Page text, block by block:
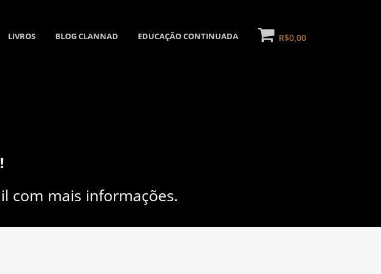
LIVROS BLOG CLANNAD EDUCAÇÃO CONTINUADA R$0,00
com mais informações.